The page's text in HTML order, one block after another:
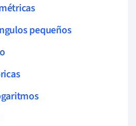
pequeños